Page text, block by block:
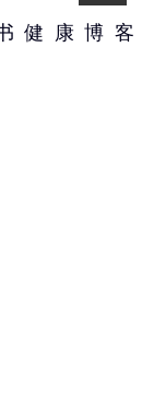
健康博客